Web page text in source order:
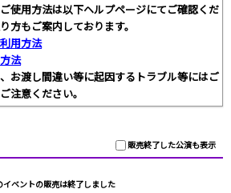
使用方法は以下ヘルプページにてご確認くだ
方もご案内しております。
用方法
法
お渡し間違い等に起因するトラブル等にはご
注意ください。
販売終了した公演も表示
イベントの販売は終了しました